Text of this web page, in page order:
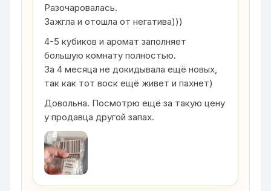
Разочаровалась.
Зажгла и отошла от негатива)))
4-5 кубиков и аромат заполняет
большую комнату полностью.
За 4 месяца не докидывала ещё новых,
так как тот воск ещё живет и пахнет)
Довольна. Посмотрю ещё за такую цену
у продавца другой запах.